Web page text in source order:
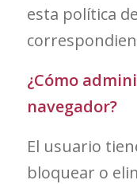
esta política
¿Cómo
navegador?
El usuario
bloquear o